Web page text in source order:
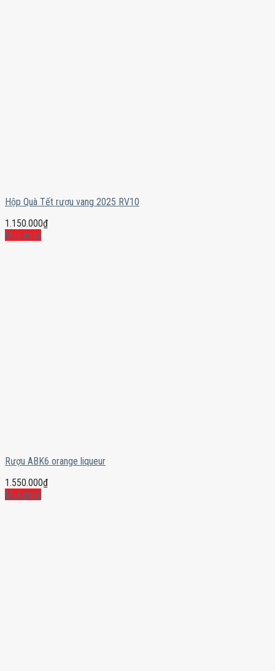
Hộp Quà Tết rượu vang 2025 RV10
1.150.000₫
Mua ngay
Rượu ABK6 orange liqueur
1.550.000₫
Mua ngay